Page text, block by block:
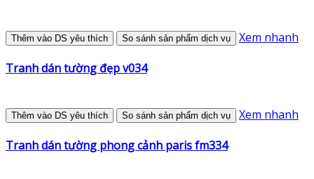
Thêm vào DS yêu thích So sánh sản phẩm dịch vụ Xem nhanh
Tranh dán tường đẹp v034
Thêm vào DS yêu thích So sánh sản phẩm dịch vụ Xem nhanh
Tranh dán tường phong cảnh paris fm334